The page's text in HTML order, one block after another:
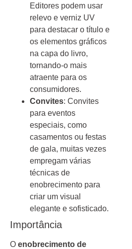
Editores podem usar
relevo e verniz UV
para destacar o título e
os elementos gráficos
na capa do livro,
tornando-o mais
atraente para os
consumidores.
Convites: Convites
para eventos
especiais, como
casamentos ou festas
de gala, muitas vezes
empregam várias
técnicas de
enobrecimento para
criar um visual
elegante e sofisticado.
Importância
O enobrecimento de